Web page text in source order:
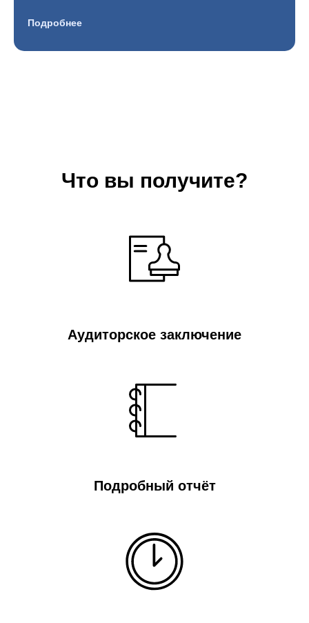
Подробнее
Что вы получите?
Аудиторское заключение
Подробный отчёт